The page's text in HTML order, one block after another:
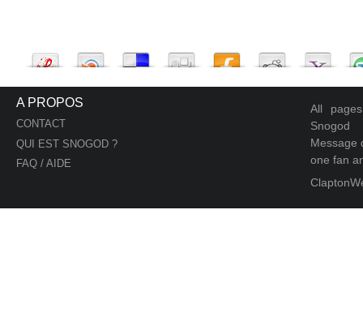
A PROPOS
CONTACT
QUI EST SNOGOD ?
FAQ / AIDE
All
Snogod
Message
one fan